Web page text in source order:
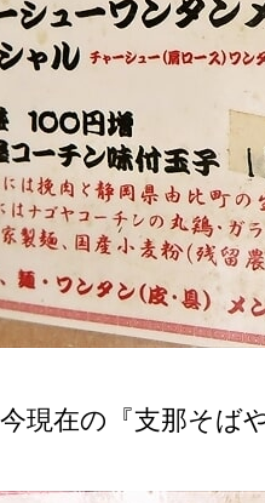
現在の『支那そば